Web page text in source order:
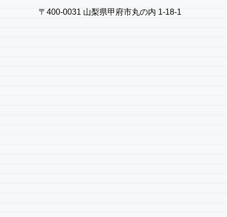
〒400-0031 山梨県甲府市丸の内 1-18-1